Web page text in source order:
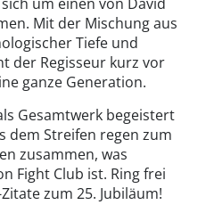
Mit der Mischung aus
Tiefe und
der Regisseur kurz vor
ganze Generation.
Gesamtwerk begeistert
dem Streifen regen zum
zusammen, was
Fight Club ist. Ring frei
zum 25. Jubiläum!